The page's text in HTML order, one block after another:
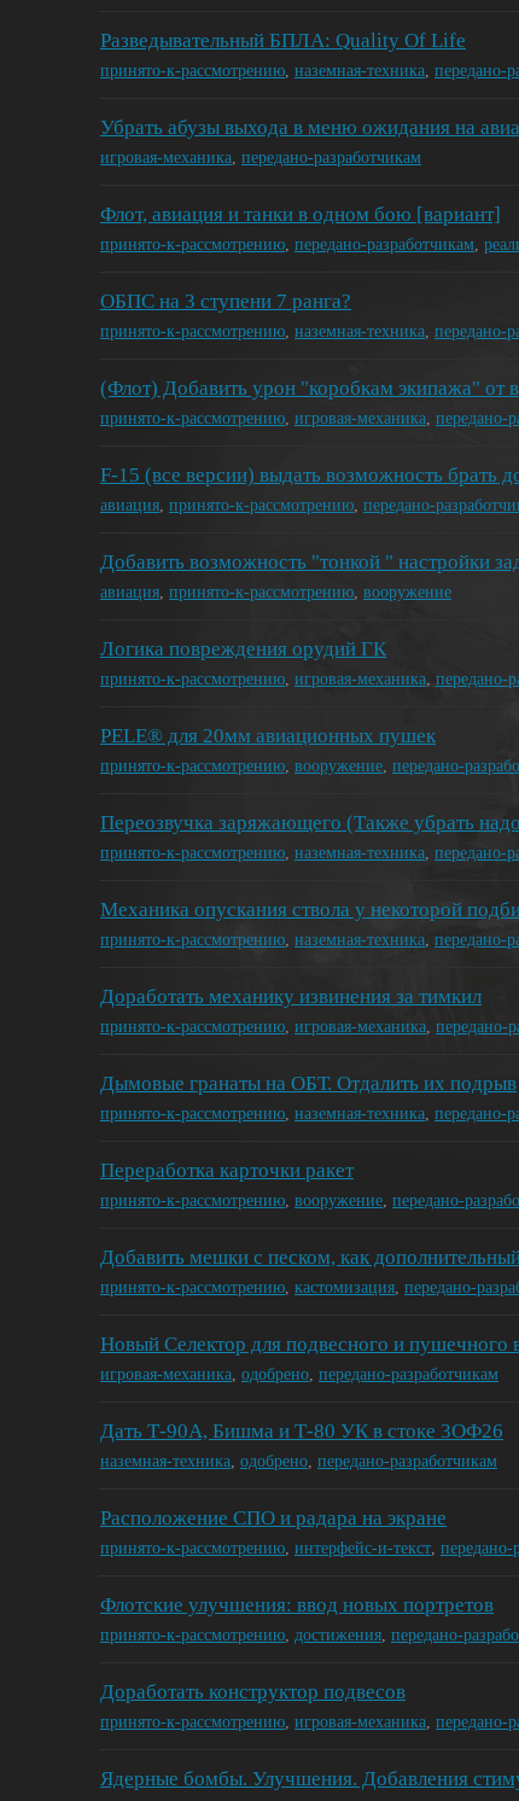
Разведывательный БПЛА: Quality Of Life
принято-к-рассмотрению, наземная-техника, передано-
Убрать абузы выхода в меню ожидания на
игровая-механика, передано-разработчикам
Флот, авиация и танки в одном бою [вариант]
принято-к-рассмотрению, передано-разработчикам,
ОБПС на 3 ступени 7 ранга?
принято-к-рассмотрению, наземная-техника, передано-
(Флот) Добавить урон "коробкам экипажа" от
принято-к-рассмотрению, игровая-механика, передано-
F-15 (все версии) выдать возможность брать
авиация, принято-к-рассмотрению, передано-
Добавить возможность "тонкой " настройки
авиация, принято-к-рассмотрению, вооружение
Логика повреждения орудий ГК
принято-к-рассмотрению, игровая-механика, передано-
PELE® для 20мм авиационных пушек
принято-к-рассмотрению, вооружение, передано-
Переозвучка заряжающего (Также убрать
принято-к-рассмотрению, наземная-техника, передано-
Механика опускания ствола у некоторой
принято-к-рассмотрению, наземная-техника, передано-
Доработать механику извинения за тимкил
принято-к-рассмотрению, игровая-механика, передано-
Дымовые гранаты на ОБТ. Отдалить их подрыв
принято-к-рассмотрению, наземная-техника, передано-
Переработка карточки ракет
принято-к-рассмотрению, вооружение, передано-
Добавить мешки с песком, как
принято-к-рассмотрению, кастомизация, передано-
Новый Селектор для подвесного и пушечного
игровая-механика, одобрено, передано-разработчикам
Дать Т-90А, Бишма и Т-80 УК в стоке 3ОФ26
наземная-техника, одобрено, передано-разработчикам
Расположение СПО и радара на экране
принято-к-рассмотрению, интерфейс-и-текст, передано-
Флотские улучшения: ввод новых портретов
принято-к-рассмотрению, достижения, передано-
Доработать конструктор подвесов
принято-к-рассмотрению, игровая-механика, передано-
Ядерные бомбы. Улучшения. Добавления